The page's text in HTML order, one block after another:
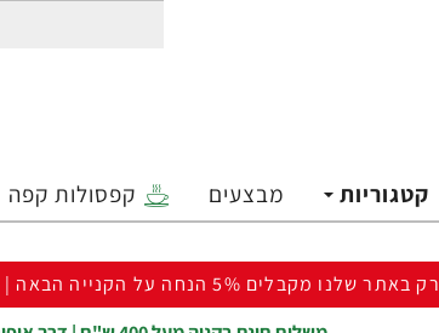
קטגוריות מבצעים קפסולות קפה
רק באתר שלנו מקבלים 5% הנחה על הקנייה הבאה |